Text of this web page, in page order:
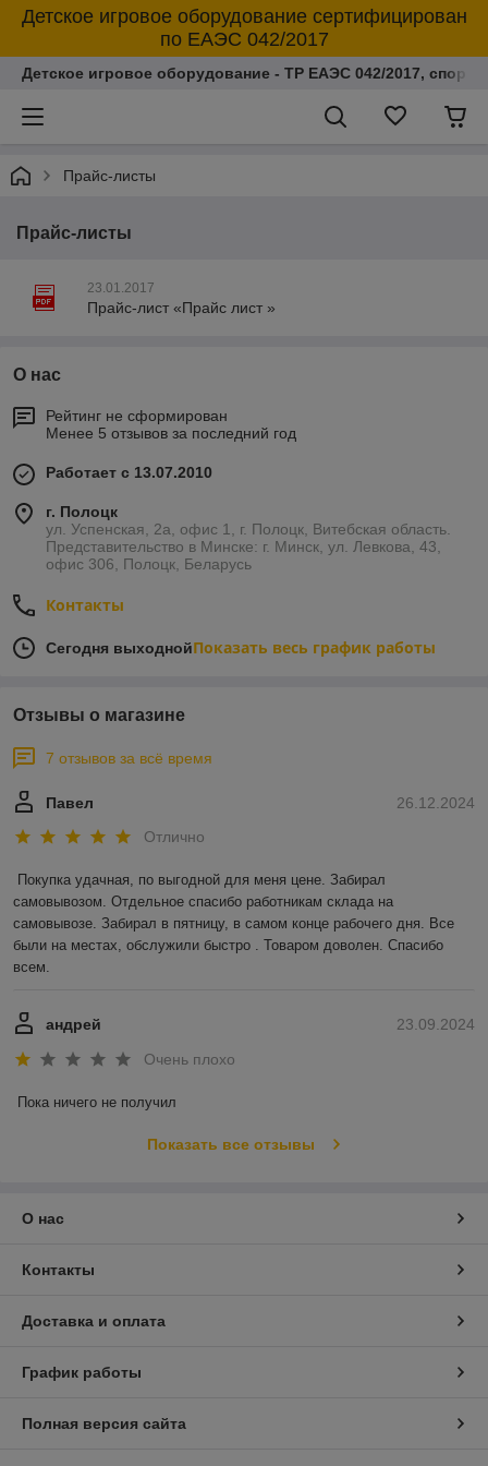
Детское игровое оборудование сертифицирован
по ЕАЭС 042/2017
Детское игровое оборудование - ТР ЕАЭС 042/2017,
Прайс-листы
Прайс-листы
23.01.2017
Прайс-лист «Прайс лист »
О нас
Рейтинг не сформирован
Менее 5 отзывов за последний год
Работает с 13.07.2010
г. Полоцк
ул. Успенская, 2а, офис 1, г. Полоцк, Витебская область.
Представительство в Минске: г. Минск, ул. Левкова, 43,
офис 306, Полоцк, Беларусь
Контакты
Сегодня выходнойПоказать весь график работы
Отзывы о магазине
7 отзывов за всё время
26.12.2024
Павел
Отлично
Покупка удачная, по выгодной для меня цене. Забирал
самовывозом. Отдельное спасибо работникам склада на
самовывозе. Забирал в пятницу, в самом конце рабочего дня. Все
были на местах, обслужили быстро . Товаром доволен. Спасибо
всем.
23.09.2024
андрей
Очень плохо
Пока ничего не получил
Показать все отзывы
О нас
Контакты
Доставка и оплата
График работы
Полная версия сайта